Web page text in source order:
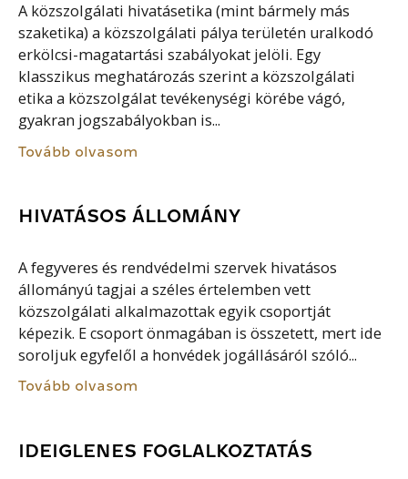
A közszolgálati hivatásetika (mint bármely más
szaketika) a közszolgálati pálya területén uralkodó
erkölcsi-magatartási szabályokat jelöli. Egy
klasszikus meghatározás szerint a közszolgálati
etika a közszolgálat tevékenységi körébe vágó,
gyakran jogszabályokban is...
Tovább olvasom
HIVATÁSOS ÁLLOMÁNY
A fegyveres és rendvédelmi szervek hivatásos
állományú tagjai a széles értelemben vett
közszolgálati alkalmazottak egyik csoportját
képezik. E csoport önmagában is összetett, mert ide
soroljuk egyfelől a honvédek jogállásáról szóló...
Tovább olvasom
IDEIGLENES FOGLALKOZTATÁS